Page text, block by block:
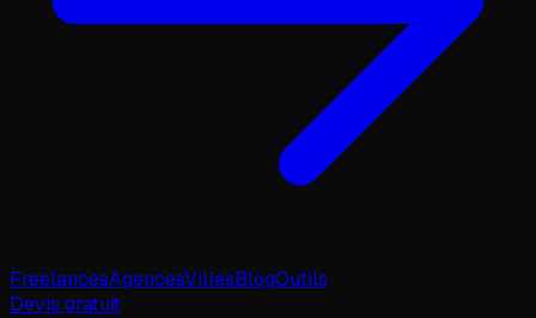
FreelancesAgencesVillesBlogOutils
Devis gratuit